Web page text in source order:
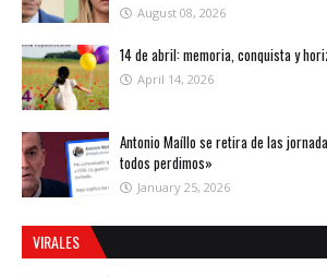
August 08, 2026
14 de abril: memoria, conquista y
April 14, 2026
Antonio Maíllo se retira de las
todos perdimos»
January 25, 2026
VIRALES